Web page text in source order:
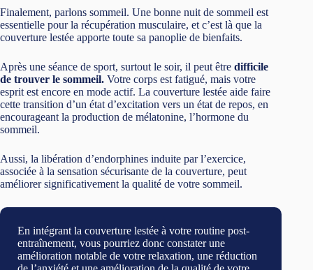
Finalement, parlons sommeil. Une bonne nuit de sommeil est
essentielle pour la récupération musculaire, et c’est là que la
couverture lestée apporte toute sa panoplie de bienfaits.
Après une séance de sport, surtout le soir, il peut être difficile
de trouver le sommeil. Votre corps est fatigué, mais votre
esprit est encore en mode actif. La couverture lestée aide faire
cette transition d’un état d’excitation vers un état de repos, en
encourageant la production de mélatonine, l’hormone du
sommeil.
Aussi, la libération d’endorphines induite par l’exercice,
associée à la sensation sécurisante de la couverture, peut
améliorer significativement la qualité de votre sommeil.
En intégrant la couverture lestée à votre routine post-
entraînement, vous pourriez donc constater une
amélioration notable de votre relaxation, une réduction